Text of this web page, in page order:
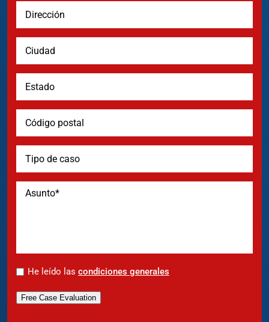
* He leído las condiciones generales
Free Case Evaluation